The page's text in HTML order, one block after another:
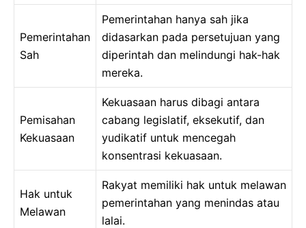
Pemerintahan
Sah
Pemerintahan hanya sah jika
didasarkan pada persetujuan yang
diperintah dan melindungi hak-hak
mereka.
Pemisahan
Kekuasaan
Kekuasaan harus dibagi antara
cabang legislatif, eksekutif, dan
yudikatif untuk mencegah
konsentrasi kekuasaan.
Hak untuk
Melawan
Rakyat memiliki hak untuk melawan
pemerintahan yang menindas atau
lalai.